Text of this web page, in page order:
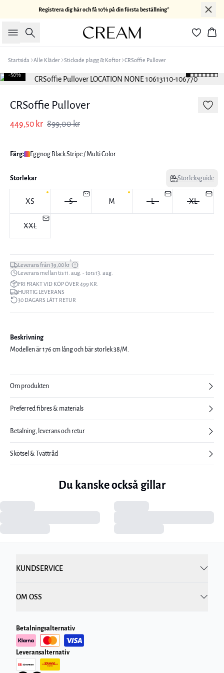
Registrera dig här och få 10% på din första beställning*
Sök
Startsida Alle Kläder Stickade plagg & Koftor CRSoffie Pullover
-50%
CRSoffie Pullover
449,50 kr 899,00 kr
Färg: Eggnog Black Stripe / Multi Color
Storlekar Storleksguide
XS S M L XL
XXL
Leverans från 39,00 kr*
Leverans mellan tis 11. aug. - tors 13. aug.
FRI FRAKT VID KÖP ÖVER 499 KR.
HURTIG LEVERANS
30 DAGARS LÄTT RETUR
Beskrivning
Modellen är 176 cm lång och bär storlek 38/M.
Om produkten
Preferred fibres & materials
Betalning, leverans och retur
Skötsel & Tvättråd
Du kanske också gillar
KUNDSERVICE
OM OSS
Betalningsalternativ
Leveransalternativ